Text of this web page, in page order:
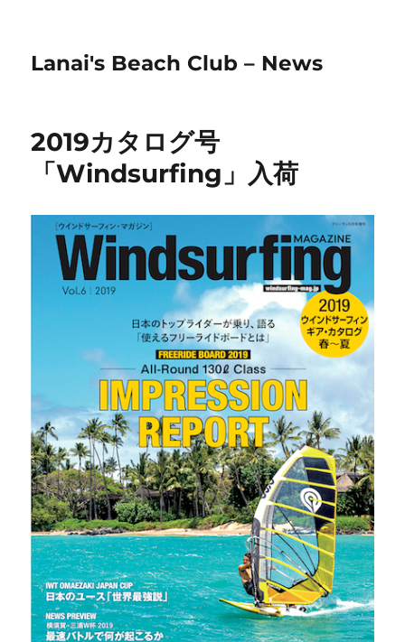
Lanai's Beach Club – News
2019カタログ号
「Windsurfing」入荷